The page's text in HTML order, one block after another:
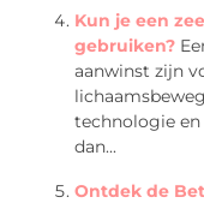
Kun je een
gebruiken?
aanwinst zijn
technologie
dan...
Ontdek de